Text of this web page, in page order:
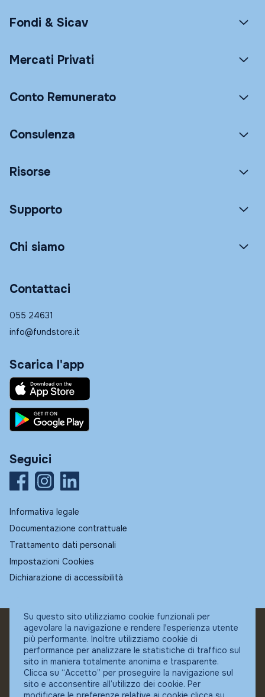
Fondi & Sicav
Mercati Privati
Conto Remunerato
Consulenza
Risorse
Supporto
Chi siamo
Contattaci
055 24631
info@fundstore.it
Scarica l'app
Seguici
Informativa legale
Documentazione contrattuale
Trattamento dati personali
Impostazioni Cookies
Dichiarazione di accessibilità
© Fundstore
Collocatore autorizzato:
Banca Ifigest SpA
P.Iva: 04337180485
Su questo sito utilizziamo cookie funzionali per
agevolare la navigazione e rendere l'esperienza utente
più performante. Inoltre utilizziamo cookie di
performance per analizzare le statistiche di traffico sul
sito in maniera totalmente anonima e trasparente.
Clicca su “Accetto” per proseguire la navigazione sul
sito e acconsentire all’utilizzo dei cookie. Per